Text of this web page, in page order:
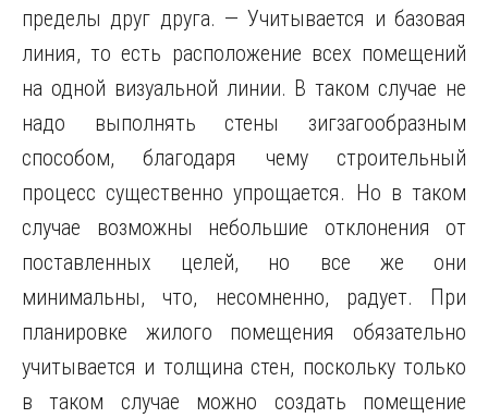
пределы друг друга. — Учитывается и базовая
линия, то есть расположение всех помещений
на одной визуальной линии. В таком случае не
надо выполнять стены зигзагообразным
способом, благодаря чему строительный
процесс существенно упрощается. Но в таком
случае возможны небольшие отклонения от
поставленных целей, но все же они
минимальны, что, несомненно, радует. При
планировке жилого помещения обязательно
учитывается и толщина стен, поскольку только
в таком случае можно создать помещение